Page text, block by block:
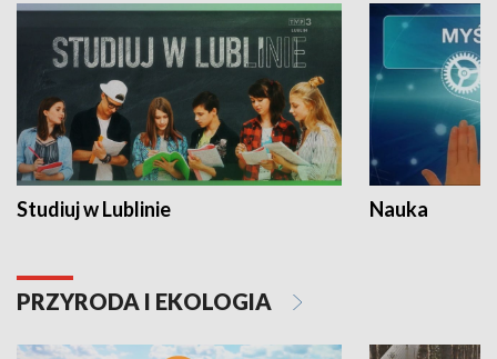
Studiuj w Lublinie Nauka
PRZYRODA I EKOLOGIA